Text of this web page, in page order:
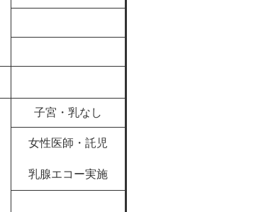
子宮・乳なし
女性医師・託児
乳腺エコー実施